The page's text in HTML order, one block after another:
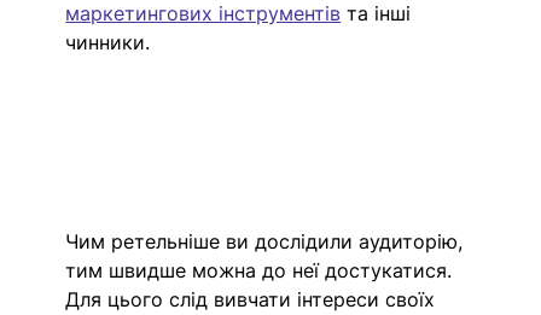
маркетингових інструментів та інші
чинники.
Чим ретельніше ви дослідили аудиторію,
тим швидше можна до неї достукатися.
Для цього слід вивчати інтереси своїх